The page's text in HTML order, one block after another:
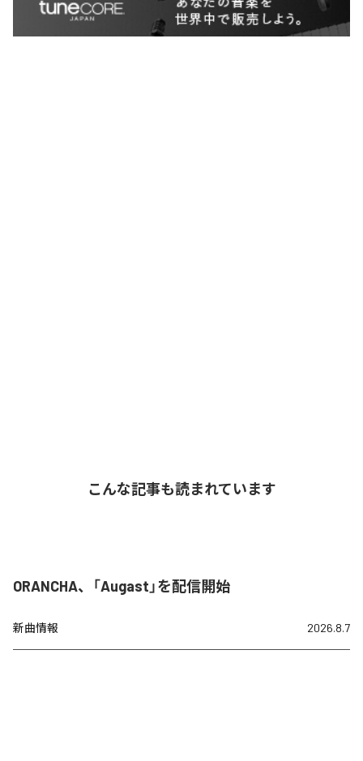
こんな記事も読まれています
ORANCHA、「Augast」を配信開始
新曲情報 2026.8.7